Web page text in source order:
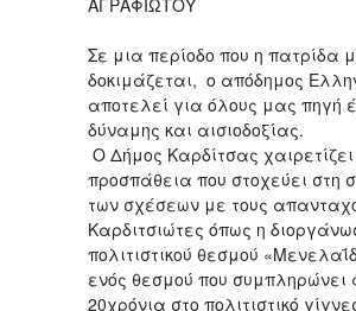
ΑΓΡΑΦΙΩΤΟΥ
Σε μια περίοδο που η πατρίδα
δοκιμάζεται, ο απόδημος
αποτελεί για όλους μας πηγή
δύναμης και αισιοδοξίας.
Ο Δήμος Καρδίτσας
προσπάθεια που στοχεύει στη
των σχέσεων με τους
Καρδιτσιώτες όπως η
πολιτιστικού θεσμού
ενός θεσμού που συμπληρώνει
20χρόνια στο πολιτιστικό